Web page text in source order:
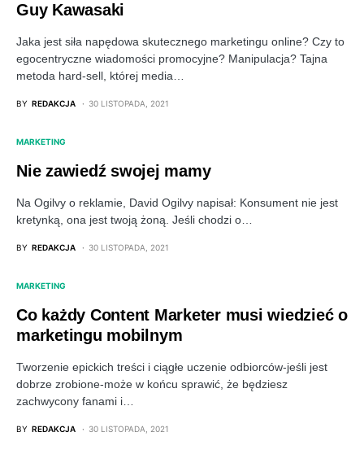
Guy Kawasaki
Jaka jest siła napędowa skutecznego marketingu online? Czy to
egocentryczne wiadomości promocyjne? Manipulacja? Tajna
metoda hard-sell, której media…
BY REDAKCJA 30 LISTOPADA, 2021
MARKETING
Nie zawiedź swojej mamy
Na Ogilvy o reklamie, David Ogilvy napisał: Konsument nie jest
kretynką, ona jest twoją żoną. Jeśli chodzi o…
BY REDAKCJA 30 LISTOPADA, 2021
MARKETING
Co każdy Content Marketer musi wiedzieć o
marketingu mobilnym
Tworzenie epickich treści i ciągłe uczenie odbiorców-jeśli jest
dobrze zrobione-może w końcu sprawić, że będziesz
zachwycony fanami i…
BY REDAKCJA 30 LISTOPADA, 2021